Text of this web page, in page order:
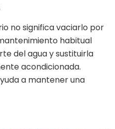
no significa vaciarlo por
habitual
del agua y sustituirla
acondicionada.
a mantener una